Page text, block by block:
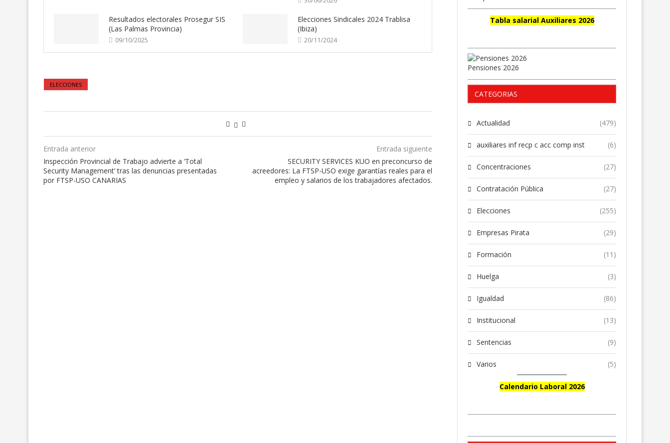
Resultados electorales Prosegur SIS
(Las Palmas Provincia)
09/10/2025
Elecciones Sindicales 2024 Trablisa
(Ibiza)
20/11/2024
ELECCIONES
Entrada anterior
Inspección Provincial de Trabajo advierte a ‘Total
Security Management’ tras las denuncias presentadas
por FTSP-USO CANARIAS
Entrada siguiente
SECURITY SERVICES KUO en preconcurso de
acreedores: La FTSP-USO exige garantías reales para el
empleo y salarios de los trabajadores afectados.
Tabla salarial Auxiliares 2026
Pensiones 2026
CATEGORIAS
Actualidad (479)
auxiliares inf recp c acc comp inst (6)
Concentraciones (27)
Contratación Pública (27)
Elecciones (255)
Empresas Pirata (29)
Formación (11)
Huelga (3)
Igualdad (86)
Institucional (13)
Sentencias (9)
Varios (5)
Calendario Laboral 2026